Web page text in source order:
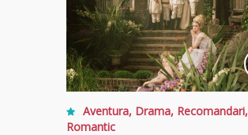
Aventura, Drama, Recomandari,
Romantic